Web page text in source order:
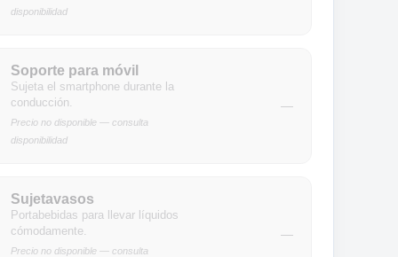
disponibilidad
Soporte para móvil
Sujeta el smartphone durante la
conducción.
Precio no disponible — consulta
disponibilidad
—
Sujetavasos
Portabebidas para llevar líquidos
cómodamente.
Precio no disponible — consulta
—